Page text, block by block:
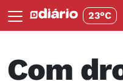
23°C
Com